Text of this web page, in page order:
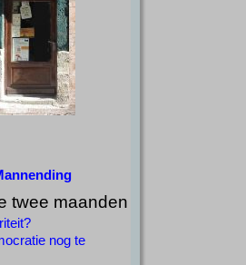
twee maanden
nog te